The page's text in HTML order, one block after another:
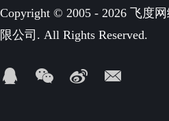
Copyright © 2005 - 2026 飞度
限公司. All Rights Reserved.